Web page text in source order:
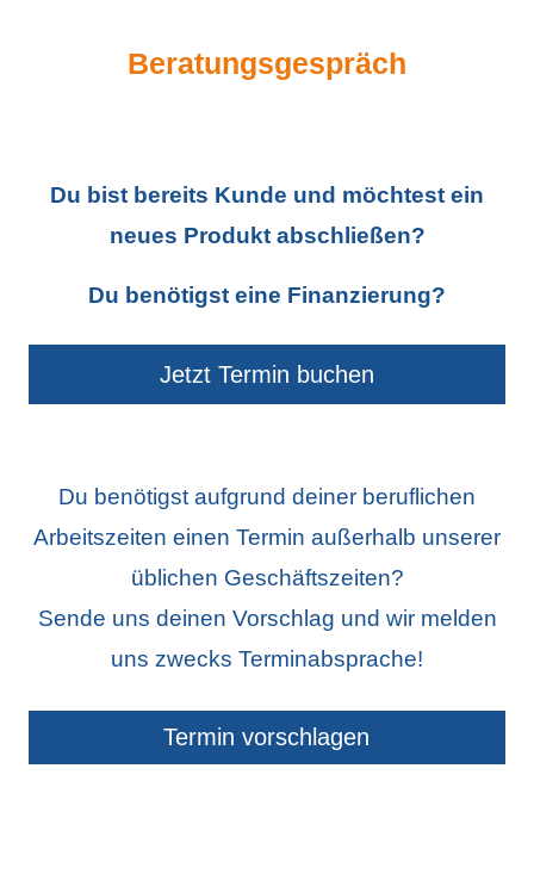
Beratungsgespräch
Du bist bereits Kunde und möchtest ein
neues Produkt abschließen?
Du benötigst eine Finanzierung?
Jetzt Termin buchen
Du benötigst aufgrund deiner beruflichen
Arbeitszeiten einen Termin außerhalb unserer
üblichen Geschäftszeiten?
Sende uns deinen Vorschlag und wir melden
uns zwecks Terminabsprache!
Termin vorschlagen